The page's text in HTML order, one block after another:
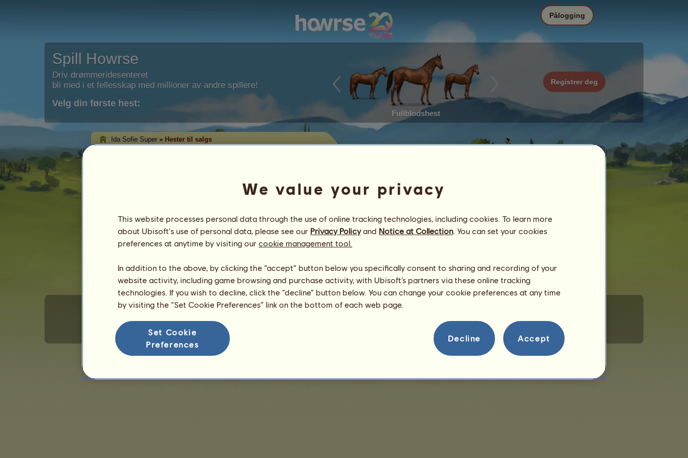
Spill Howrse
Driv drømmeridesenteret
bli med i et fellesskap med millioner av andre spillere!
Velg din første hest:
Fullblodshest
Registrer deg
Pålogging
Ida Sofie Super » Hester til salgs
Hest Kjennetegn
Bragder
Ferdigheter / Genetikk
Gjenstander Dato Pris
Ingen salg å vise
Generelle brukervilkår Personvern Kjøpsbetingelser Administrering av informasjonskapsler Regler for adferd Kontakt oss
We value your privacy
This website processes personal data through the use of online tracking technologies, including cookies. To learn more
about Ubisoft's use of personal data, please see our Privacy Policyand Notice at Collection. You can set your cookies
preferences at anytime by visiting our cookie management tool.
In addition to the above, by clicking the “accept” button below you specifically consent to sharing and recording of your
website activity, including game browsing and purchase activity, with Ubisoft’s partners via these online tracking
technologies. If you wish to decline, click the “decline” button below. You can change your cookie preferences at any time
by visiting the “Set Cookie Preferences” link on the bottom of each web page.
Set Cookie
Preferences
Decline Accept